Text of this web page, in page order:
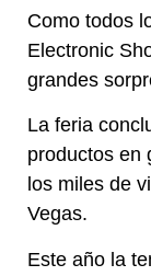
Como todos
Electronic
grandes
La feria
productos en
los miles de
Vegas.
Este año la